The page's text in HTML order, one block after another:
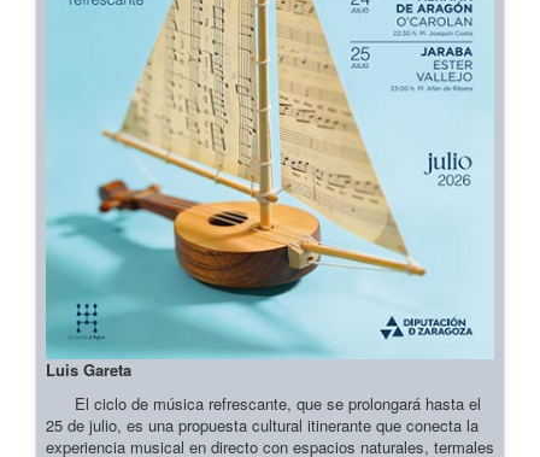
Luis Gareta
El ciclo de música refrescante, que se prolongará hasta el
25 de julio, es una propuesta cultural itinerante que conecta la
experiencia musical en directo con espacios naturales, termales